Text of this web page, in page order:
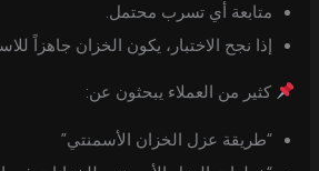
متابعة أي تسرب محتمل.
إذا نجح الاختبار، يكون الخزان جاهزاً
كثير من العملاء يبحثون عن:
“طريقة عزل الخزان الأسمنتي”